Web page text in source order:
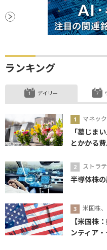
ランキング
デイリー
マネッ
「墓じま
とかかる
ストラ
半導体株
米国株
【米国株
ンティア